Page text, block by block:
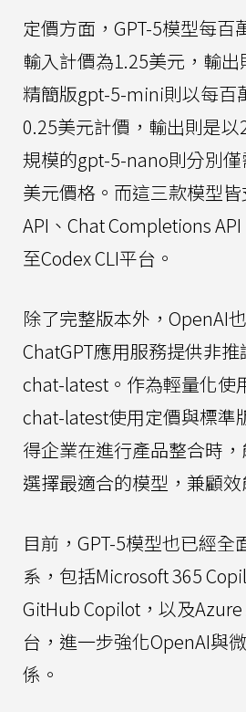
定價方面，GPT-5模型每百
輸入計價為1.25美元，輸
精簡版gpt-5-mini則以每百
0.25美元計價，輸出則是
規模的gpt-5-nano則分別
美元價格。而這三款模型
API、Chat Completions
至Codex CLI平台。
除了完整版本外，OpenAI
ChatGPT應用服務提供非
chat-latest。作為輕量化使
chat-latest使用定價與標準
得企業在進行產品整合時
選擇最適合的模型，兼顧效
目前，GPT-5模型也已經全
系，包括Microsoft 365
GitHub Copilot，以及
台，進一步強化OpenAI與
係。